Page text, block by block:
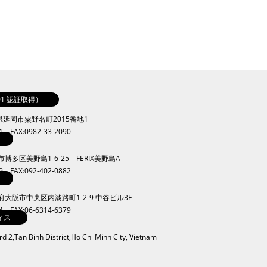
認証取得）
岡市粟野名町2015番地1
FAX:0982-33-2090
博多区美野島1-6-25 FERIX美野島A
FAX:092-402-0882
大阪市中央区内淡路町1-2-9 中谷ビル3F
FAX:06-6314-6379
ス
2,Tan Binh District,Ho Chi Minh City, Vietnam